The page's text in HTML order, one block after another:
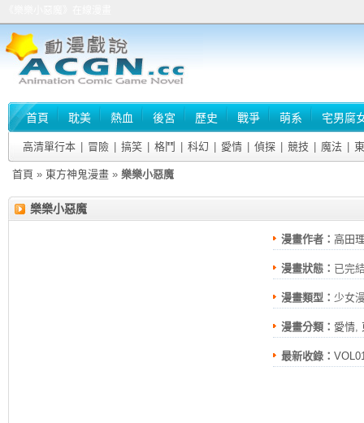
首頁 耽美 熱血 後宮 歷史 戰爭 萌系 宅男腐
高清單行本 冒險 搞笑 格鬥 科幻 愛情 偵探 競技 魔法
首頁 » 東方神鬼漫畫 » 樂樂小惡魔
樂樂小惡魔
漫畫作者： 高田
漫畫狀態： 已完
漫畫類型： 少女
漫畫分類： 愛情,
最新收錄：